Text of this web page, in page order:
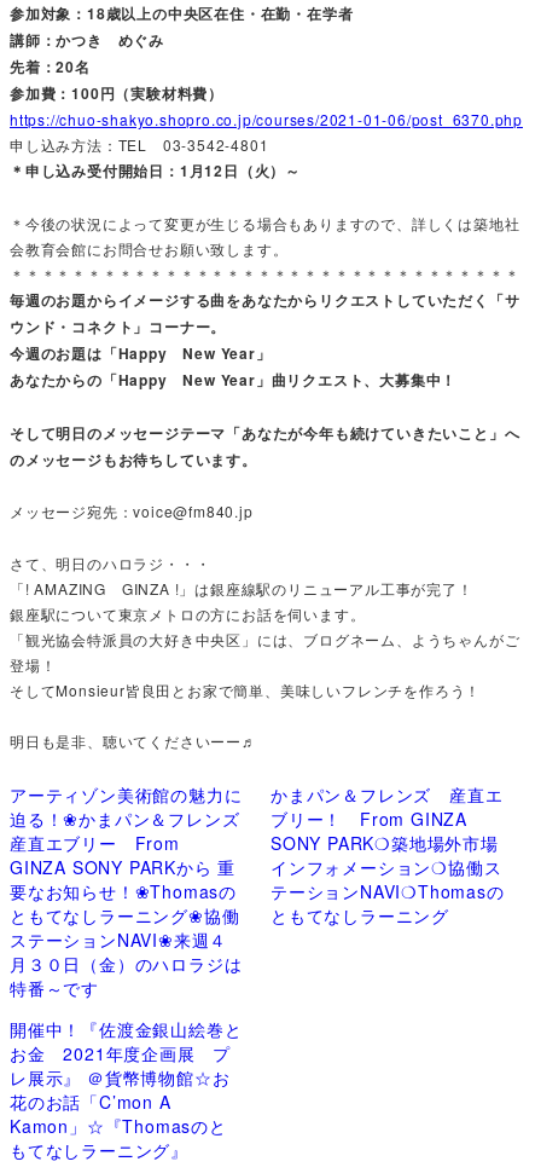
参加対象：18歳以上の中央区在住・在勤・在学者
講師：かつき めぐみ
先着：20名
参加費：100円（実験材料費）
https://chuo-shakyo.shopro.co.jp/courses/2021-01-06/post_6370.php
申し込み方法：TEL 03-3542-4801
＊申し込み受付開始日：1月12日（火）～
＊今後の状況によって変更が生じる場合もありますので、詳しくは築地社
会教育会館にお問合せお願い致します。
＊＊＊＊＊＊＊＊＊＊＊＊＊＊＊＊＊＊＊＊＊＊＊＊＊＊＊＊＊＊＊＊＊
毎週のお題からイメージする曲をあなたからリクエストしていただく「サ
ウンド・コネクト」コーナー。
今週のお題は「Happy New Year」
あなたからの「Happy New Year」曲リクエスト、大募集中！
そして明日のメッセージテーマ「あなたが今年も続けていきたいこと」へ
のメッセージもお待ちしています。
メッセージ宛先：voice@fm840.jp
さて、明日のハロラジ・・・
「! AMAZING GINZA !」は銀座線駅のリニューアル工事が完了！
銀座駅について東京メトロの方にお話を伺います。
「観光協会特派員の大好き中央区」には、ブログネーム、ようちゃんがご
登場！
そしてMonsieur皆良田とお家で簡単、美味しいフレンチを作ろう！
明日も是非、聴いてくださいーー♬
アーティゾン美術館の魅力に
迫る！❀かまパン＆フレンズ
産直エブリー From
GINZA SONY PARKから 重
要なお知らせ！❀Thomasの
ともてなしラーニング❀協働
ステーションNAVI❀来週４
月３０日（金）のハロラジは
特番～です
かまパン＆フレンズ 産直エ
ブリー！ From GINZA
SONY PARK❍築地場外市場
インフォメーション❍協働ス
テーションNAVI❍Thomasの
ともてなしラーニング
開催中！『佐渡金銀山絵巻と
お金 2021年度企画展 プ
レ展示』 ＠貨幣博物館☆お
花のお話「C’mon A
Kamon」☆『Thomasのと
もてなしラーニング』